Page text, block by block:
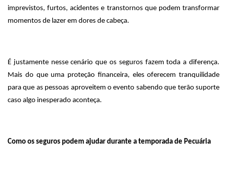
imprevistos, furtos, acidentes e transtornos que podem transformar
momentos de lazer em dores de cabeça.
É justamente nesse cenário que os seguros fazem toda a diferença.
Mais do que uma proteção financeira, eles oferecem tranquilidade
para que as pessoas aproveitem o evento sabendo que terão suporte
caso algo inesperado aconteça.
Como os seguros podem ajudar durante a temporada de Pecuária